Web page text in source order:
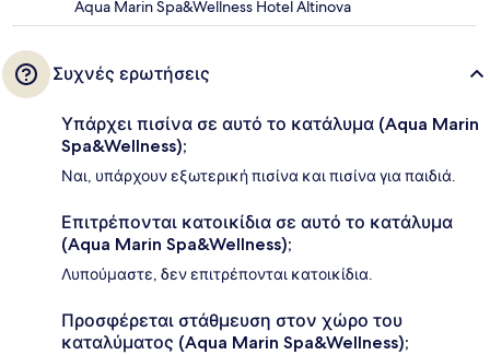
Aqua Marin Spa&Wellness Hotel Altinova
Συχνές ερωτήσεις
Υπάρχει πισίνα σε αυτό το κατάλυμα (Aqua Marin
Spa&Wellness);
Ναι, υπάρχουν εξωτερική πισίνα και πισίνα για παιδιά.
Επιτρέπονται κατοικίδια σε αυτό το κατάλυμα
(Aqua Marin Spa&Wellness);
Λυπούμαστε, δεν επιτρέπονται κατοικίδια.
Προσφέρεται στάθμευση στον χώρο του
καταλύματος (Aqua Marin Spa&Wellness);